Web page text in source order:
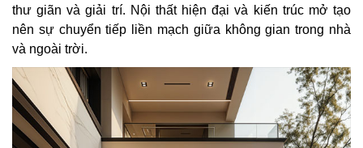
thư giãn và giải trí. Nội thất hiện đại và kiến trúc mở tạo
nên sự chuyển tiếp liền mạch giữa không gian trong nhà
và ngoài trời.